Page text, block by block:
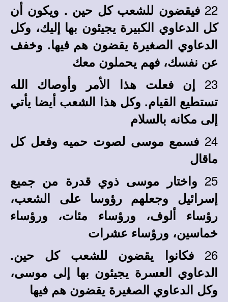
22 فيقضون للشعب كل حين . ويكون أن
كل الدعاوي الكبيرة يجيئون بها إليك، وكل
الدعاوي الصغيرة يقضون هم فيها. وخفف
عن نفسك، فهم يحملون معك
23 إن فعلت هذا الأمر وأوصاك الله
تستطيع القيام. وكل هذا الشعب أيضا يأتي
إلى مكانه بالسلام
24 فسمع موسى لصوت حميه وفعل كل
ماقال
25 واختار موسى ذوي قدرة من جميع
إسرائيل وجعلهم رؤوسا على الشعب،
رؤساء ألوف، ورؤساء مئات، ورؤساء
خماسين، ورؤساء عشرات
26
فكانوا يقضون للشعب كل حين.
الدعاوي العسرة يجيئون بها إلى موسى،
وكل الدعاوي الصغيرة يقضون هم فيها